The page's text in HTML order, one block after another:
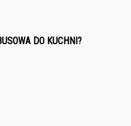
DO KUCHNI?